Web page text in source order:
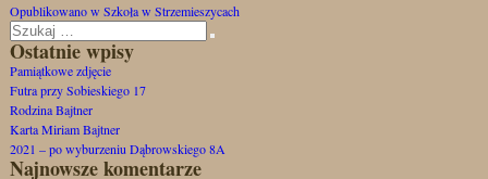
wpisu
Opublikowano w Szkoła w Strzemieszycach
Szukaj:
Szukaj
Ostatnie wpisy
Pamiątkowe zdjęcie
Futra przy Sobieskiego 17
Rodzina Bajtner
Karta Miriam Bajtner
2021 – po wyburzeniu Dąbrowskiego 8A
Najnowsze komentarze